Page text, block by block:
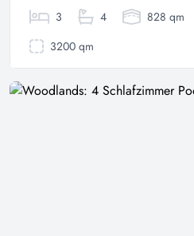
3 4
828 qm
3200 qm